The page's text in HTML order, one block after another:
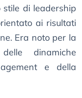
di leadership
ai risultati
Era noto per la
dinamiche
e della